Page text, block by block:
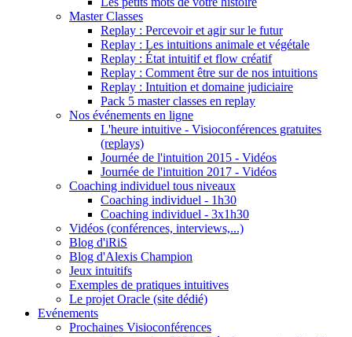
Master Classes
Replay : Percevoir et agir sur le futur
Replay : Les intuitions animale et végétale
Replay : État intuitif et flow créatif
Replay : Comment être sur de nos intuitions
Replay : Intuition et domaine judiciaire
Pack 5 master classes en replay
Nos événements en ligne
L'heure intuitive - Visioconférences gratuites
(replays)
Journée de l'intuition 2015 - Vidéos
Journée de l'intuition 2017 - Vidéos
Coaching individuel tous niveaux
Coaching individuel - 1h30
Coaching individuel - 3x1h30
Vidéos (conférences, interviews,...)
Blog d'iRiS
Blog d'Alexis Champion
Jeux intuitifs
Exemples de pratiques intuitives
Le projet Oracle (site dédié)
Evénements
Prochaines Visioconférences